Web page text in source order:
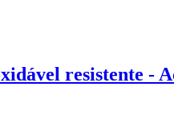
resistente -